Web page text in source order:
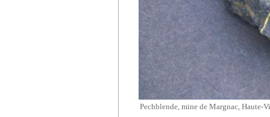
Pechblende, mine de Margnac, Haute-